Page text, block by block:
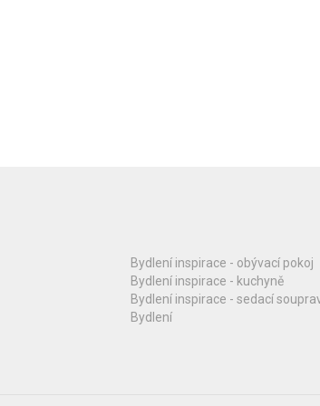
Bydlení inspirace - obývací pokoj
Bydlení inspirace - kuchyně
Bydlení inspirace - sedací
Bydlení